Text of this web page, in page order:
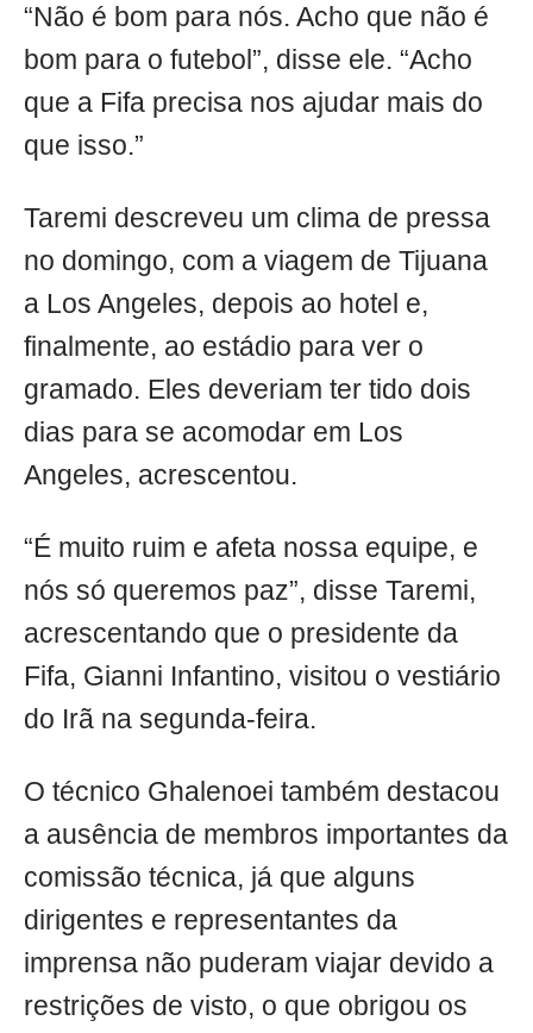
“Não é bom para nós. Acho que não é
bom para o futebol”, disse ele. “Acho
que a Fifa precisa nos ajudar mais do
que isso.”
Taremi descreveu um clima de pressa
no domingo, com a viagem de Tijuana
a Los Angeles, depois ao hotel e,
finalmente, ao estádio para ver o
gramado. Eles deveriam ter tido dois
dias para se acomodar em Los
Angeles, acrescentou.
“É muito ruim e afeta nossa equipe, e
nós só queremos paz”, disse Taremi,
acrescentando que o presidente da
Fifa, Gianni Infantino, visitou o vestiário
do Irã na segunda-feira.
O técnico Ghalenoei também destacou
a ausência de membros importantes da
comissão técnica, já que alguns
dirigentes e representantes da
imprensa não puderam viajar devido a
restrições de visto, o que obrigou os